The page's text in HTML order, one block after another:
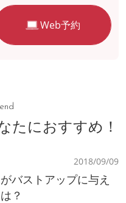
Web予約
たにおすすめ！
2018/09/09
バストアップに与え
？